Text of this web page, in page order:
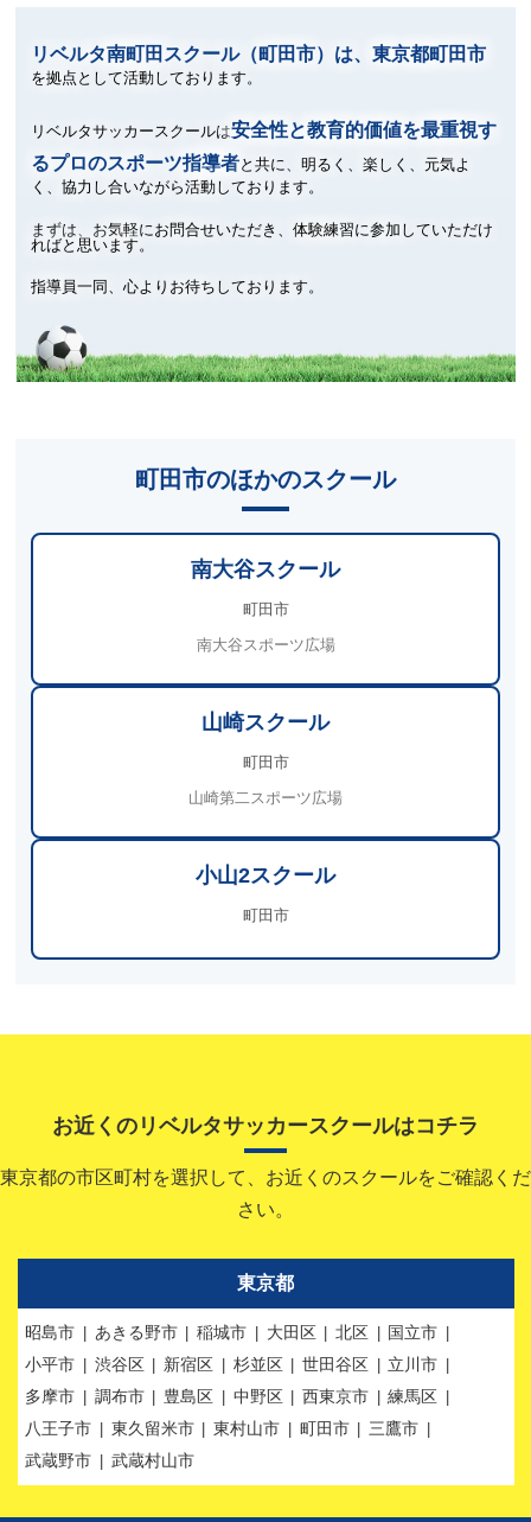
リベルタ南町田スクール（町田市）は、東京都町田市
を拠点として活動しております。
リベルタサッカースクールは安全性と教育的価値を最重視す
るプロのスポーツ指導者と共に、明るく、楽しく、元気よ
く、協力し合いながら活動しております。
まずは、お気軽にお問合せいただき、体験練習に参加していただけ
ればと思います。
指導員一同、心よりお待ちしております。
町田市のほかのスクール
南大谷スクール
町田市
南大谷スポーツ広場
山崎スクール
町田市
山崎第二スポーツ広場
小山2スクール
町田市
お近くのリベルタサッカースクールはコチラ
東京都の市区町村を選択して、お近くのスクールをご確認くだ
さい。
東京都
昭島市 あきる野市 稲城市 大田区 北区
国立市
小平市
渋谷区 新宿区 杉並区 世田谷区
立川市
多摩市
調布市 豊島区 中野区 西東京市
練馬区
八王子市
東久留米市 東村山市 町田市
三鷹市
武蔵野市
武蔵村山市